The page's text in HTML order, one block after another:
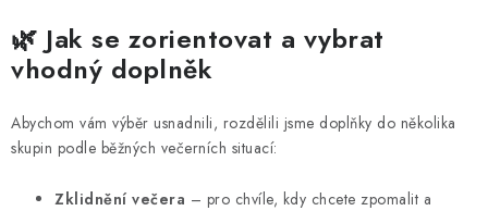
y
v
p
i
🌿 Jak se zorientovat a vybrat
vhodný doplněk
Abychom vám výběr usnadnili, rozdělili jsme doplňky do několika
skupin podle běžných večerních situací:
Zklidnění večera – pro chvíle, kdy chcete zpomalit a